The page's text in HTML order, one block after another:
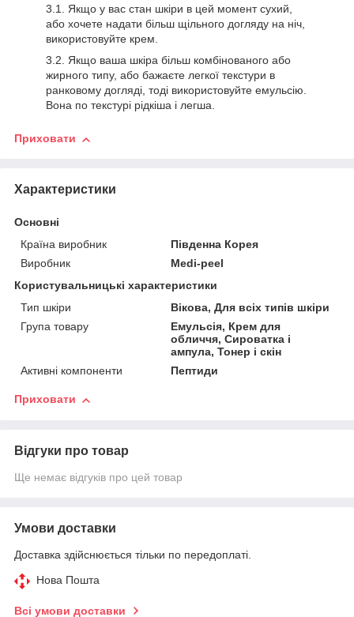
Якщо у вас стан шкіри в цей момент сухий,
або хочете надати більш щільного догляду на ніч,
використовуйте крем.
Якщо ваша шкіра більш комбінованого або
жирного типу, або бажаєте легкої текстури в
ранковому догляді, тоді використовуйте емульсію.
Вона по текстурі рідкіша і легша.
Приховати
Характеристики
Основні
Країна виробник
Південна Корея
Виробник
Medi-peel
Користувальницькі характеристики
Тип шкіри
Вікова, Для всіх типів шкіри
Група товару
Емульсія, Крем для
обличчя, Сироватка і
ампула, Тонер і скін
Активні компоненти
Пептиди
Приховати
Відгуки про товар
Ще немає відгуків про цей товар
Умови доставки
Доставка здійснюється тільки по передоплаті.
Нова Пошта
Всі умови доставки